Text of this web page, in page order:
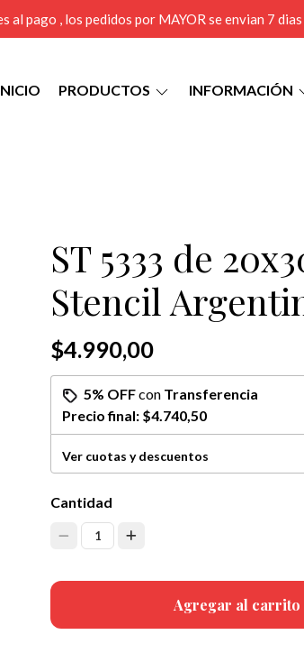
pago , los pedidos por MAYOR se envian 7
PRODUCTOS INFORMACIÓN
ST 5333 de
Stencil
$4.990,00
5% OFFcon Transferencia
Precio final: $4.740,50
Ver cuotas y descuentos
Cantidad
1
Agregar al carrito